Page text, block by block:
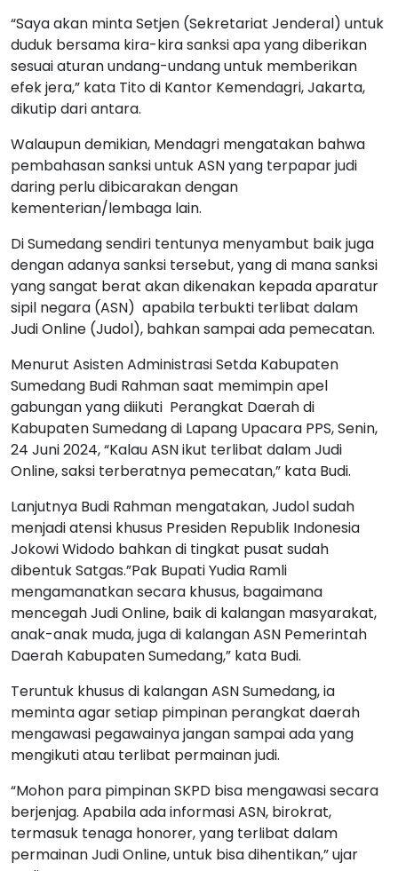
“Saya akan minta Setjen (Sekretariat Jenderal) untuk
duduk bersama kira-kira sanksi apa yang diberikan
sesuai aturan undang-undang untuk memberikan
efek jera,” kata Tito di Kantor Kemendagri, Jakarta,
dikutip dari antara.
Walaupun demikian, Mendagri mengatakan bahwa
pembahasan sanksi untuk ASN yang terpapar judi
daring perlu dibicarakan dengan
kementerian/lembaga lain.
Di Sumedang sendiri tentunya menyambut baik juga
dengan adanya sanksi tersebut, yang di mana sanksi
yang sangat berat akan dikenakan kepada aparatur
sipil negara (ASN) apabila terbukti terlibat dalam
Judi Online (Judol), bahkan sampai ada pemecatan.
Menurut Asisten Administrasi Setda Kabupaten
Sumedang Budi Rahman saat memimpin apel
gabungan yang diikuti Perangkat Daerah di
Kabupaten Sumedang di Lapang Upacara PPS, Senin,
24 Juni 2024, “Kalau ASN ikut terlibat dalam Judi
Online, saksi terberatnya pemecatan,” kata Budi.
Lanjutnya Budi Rahman mengatakan, Judol sudah
menjadi atensi khusus Presiden Republik Indonesia
Jokowi Widodo bahkan di tingkat pusat sudah
dibentuk Satgas.”Pak Bupati Yudia Ramli
mengamanatkan secara khusus, bagaimana
mencegah Judi Online, baik di kalangan masyarakat,
anak-anak muda, juga di kalangan ASN Pemerintah
Daerah Kabupaten Sumedang,” kata Budi.
Teruntuk khusus di kalangan ASN Sumedang, ia
meminta agar setiap pimpinan perangkat daerah
mengawasi pegawainya jangan sampai ada yang
mengikuti atau terlibat permainan judi.
“Mohon para pimpinan SKPD bisa mengawasi secara
berjenjag. Apabila ada informasi ASN, birokrat,
termasuk tenaga honorer, yang terlibat dalam
permainan Judi Online, untuk bisa dihentikan,” ujar